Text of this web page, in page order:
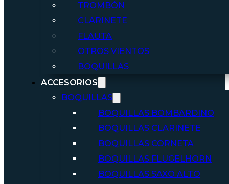
TROMBÓN
CLARINETE
FLAUTA
OTROS VIENTOS
BOQUILLAS
ACCESORIOS
BOQUILLAS
BOQUILLAS BOMBARDINO
BOQUILLAS CLARINETE
BOQUILLAS CORNETA
BOQUILLAS FLUGELHORN
BOQUILLAS SAXO ALTO